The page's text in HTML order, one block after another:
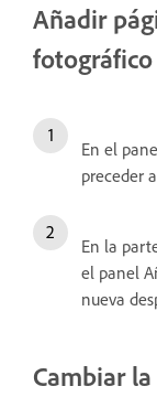
Añadir
En el
preceder
En la
el panel
nueva
Cambiar